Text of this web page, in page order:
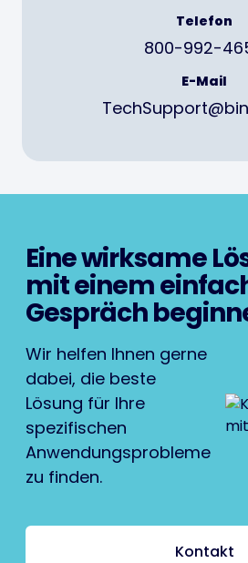
Telefon
800-992-
E-Mail
Eine wirksame
mit einem
Gespräch
Wir helfen Ihnen gerne
dabei, die beste
Lösung für Ihre
spezifischen
Anwendungsprobleme
zu finden.
Kontakt